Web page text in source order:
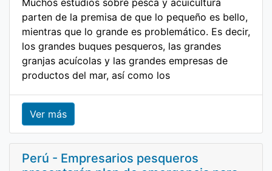
Muchos estudios sobre pesca y acuicultura
parten de la premisa de que lo pequeño es bello,
mientras que lo grande es problemático. Es decir,
los grandes buques pesqueros, las grandes
granjas acuícolas y las grandes empresas de
productos del mar, así como los
Ver más
Perú - Empresarios pesqueros